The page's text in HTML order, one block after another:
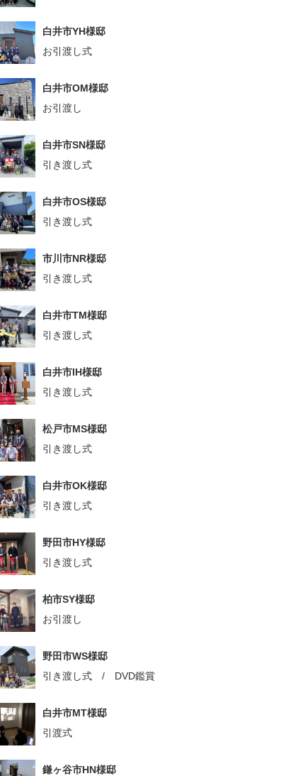
白井市YH様邸
お引渡し式
白井市OM様邸
お引渡し
白井市SN様邸
引き渡し式
白井市OS様邸
引き渡し式
市川市NR様邸
引き渡し式
白井市TM様邸
引き渡し式
白井市IH様邸
引き渡し式
松戸市MS様邸
引き渡し式
白井市OK様邸
引き渡し式
野田市HY様邸
引き渡し式
柏市SY様邸
お引渡し
野田市WS様邸
引き渡し式 / DVD鑑賞
白井市MT様邸
引渡式
鎌ヶ谷市HN様邸